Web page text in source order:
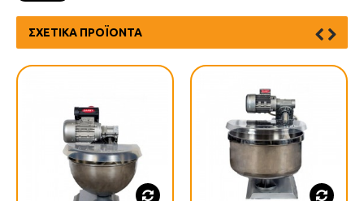
ΣΧΕΤΙΚΆ ΠΡΟΪΌΝΤΑ